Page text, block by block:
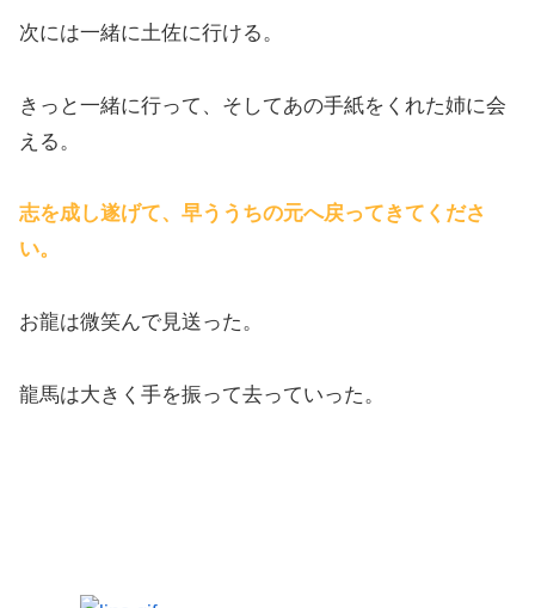
次には一緒に土佐に行ける。
きっと一緒に行って、そしてあの手紙をくれた姉に会
える。
志を成し遂げて、早ううちの元へ戻ってきてくださ
い。
お龍は微笑んで見送った。
龍馬は大きく手を振って去っていった。